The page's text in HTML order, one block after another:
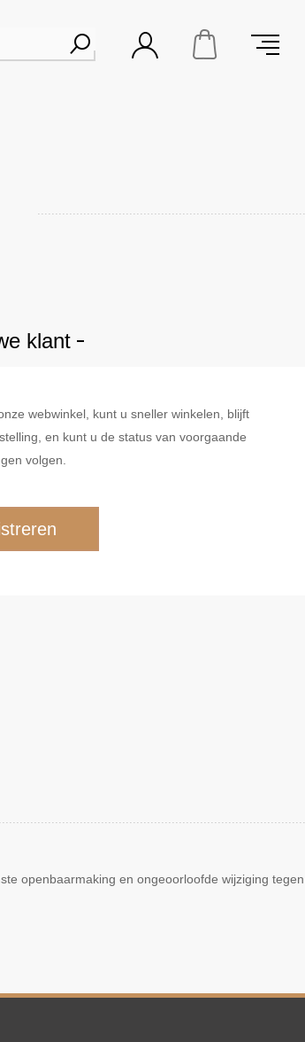
klant
webwinkel, kunt u sneller winkelen, blijft
en kunt u de status van voorgaande
volgen.
openbaarmaking en ongeoorloofde wijziging tegen